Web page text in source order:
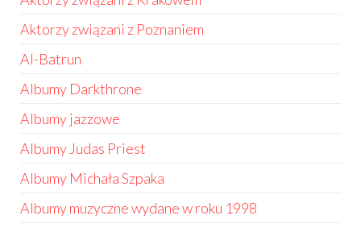
Aktorzy związani z Poznaniem
Al-Batrun
Albumy Darkthrone
Albumy jazzowe
Albumy Judas Priest
Albumy Michała Szpaka
Albumy muzyczne wydane w roku 1998